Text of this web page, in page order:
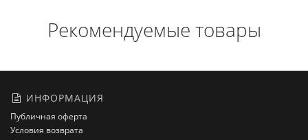
Рекомендуемые товары
ИНФОРМАЦИЯ
Публичная оферта
Условия возврата